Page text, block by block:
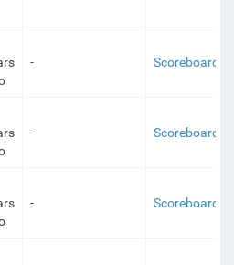
- Scoreboard
- Scoreboard
- Scoreboard